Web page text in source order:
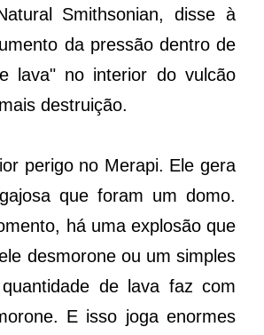
Smithsonian, disse à
da pressão dentro de
lava" no interior do vulcão
destruição.
perigo no Merapi. Ele gera
que foram um domo.
há uma explosão que
desmorone ou um simples
de lava faz com
E isso joga enormes